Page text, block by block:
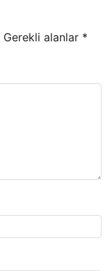
Gerekli alanlar *